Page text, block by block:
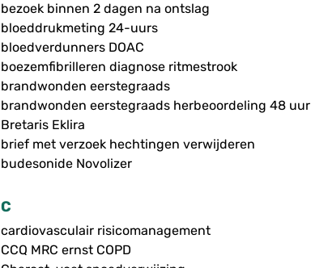
bezoek binnen 2 dagen na ontslag
bloeddrukmeting 24-uurs
bloedverdunners DOAC
boezemfibrilleren diagnose ritmestrook
brandwonden eerstegraads
brandwonden eerstegraads herbeoordeling 48 uur
Bretaris Eklira
brief met verzoek hechtingen verwijderen
budesonide Novolizer
C
cardiovasculair risicomanagement
CCQ MRC ernst COPD